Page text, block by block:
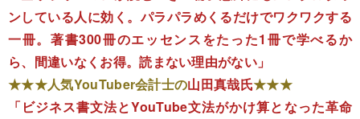
ンしている人に効く。パラパラめくるだけでワクワクする
一冊。著書300冊のエッセンスをたった1冊で学べるか
ら、間違いなくお得。読まない理由がない」
★★★人気YouTuber会計士の山田真哉氏★★★
「ビジネス書文法とYouTube文法がかけ算となった革命